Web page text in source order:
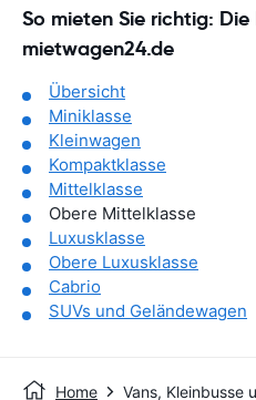
So mieten Sie richtig: Die
mietwagen24.de
Übersicht
Miniklasse
Kleinwagen
Kompaktklasse
Mittelklasse
Obere Mittelklasse
Luxusklasse
Obere Luxusklasse
Cabrio
SUVs und Geländewagen
Home Vans, Kleinbusse